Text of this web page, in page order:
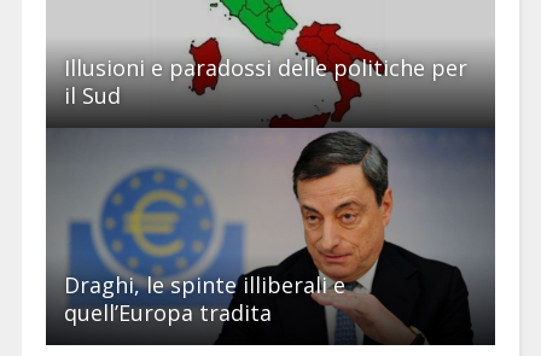
Illusioni e paradossi delle politiche per
il Sud
Draghi, le spinte illiberali e
quell’Europa tradita